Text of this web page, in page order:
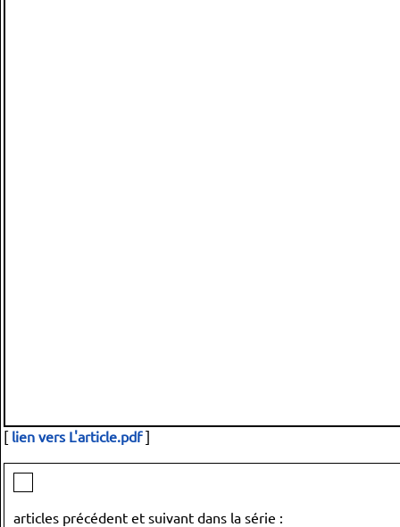
[ lien vers L'article.pdf]
articles précédent et suivant dans la série :